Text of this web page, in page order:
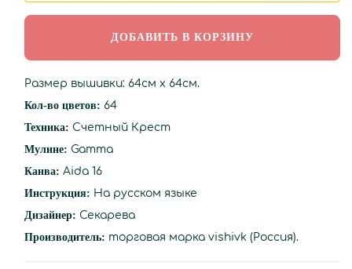
Размер вышивки: 64см х 64см.
Кол-во цветов: 64
Техника: Счетный Крест
Мулине: Gamma
Канва: Aida 16
Инструкция: На русском языке
Дизайнер: Секарева
Производитель: торговая марка vishivk (Россия).